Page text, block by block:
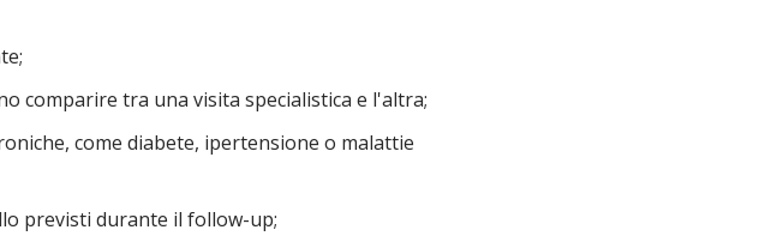
comparire tra una visita specialistica e l'altra;
come diabete, ipertensione o malattie
previsti durante il follow-up;